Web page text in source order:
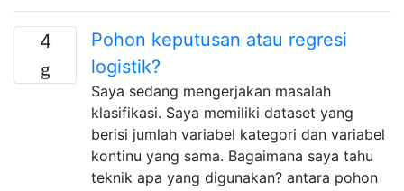
4
Pohon keputusan atau regresi
logistik?
Saya sedang mengerjakan masalah
klasifikasi. Saya memiliki dataset yang
berisi jumlah variabel kategori dan variabel
kontinu yang sama. Bagaimana saya tahu
teknik apa yang digunakan? antara pohon